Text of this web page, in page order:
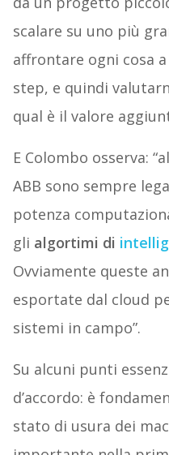
scalare su uno più
affrontare ogni cosa
step, e quindi
qual è il valore
E Colombo osserva:
ABB sono sempre
potenza
gli algortimi di
Ovviamente queste
esportate dal cloud
sistemi in campo”.
Su alcuni punti
d’accordo: è
stato di usura dei